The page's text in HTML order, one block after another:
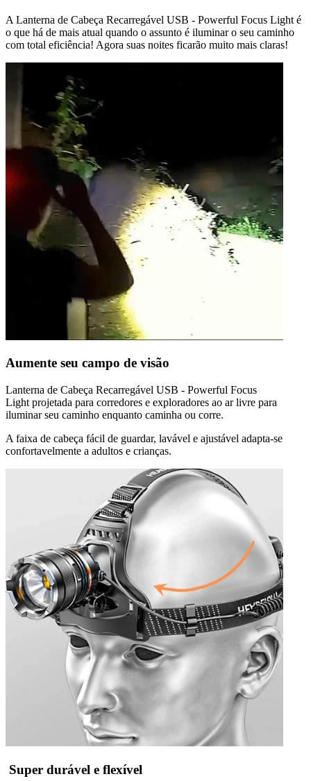
A Lanterna de Cabeça Recarregável USB - Powerful Focus Light é
o que há de mais atual quando o assunto é iluminar o seu caminho
com total eficiência! Agora suas noites ficarão muito mais claras!
Aumente seu campo de visão
Lanterna de Cabeça Recarregável USB - Powerful Focus
Light projetada para corredores e exploradores ao ar livre para
iluminar seu caminho enquanto caminha ou corre.
A faixa de cabeça fácil de guardar, lavável e ajustável adapta-se
confortavelmente a adultos e crianças.
Super durável e flexível